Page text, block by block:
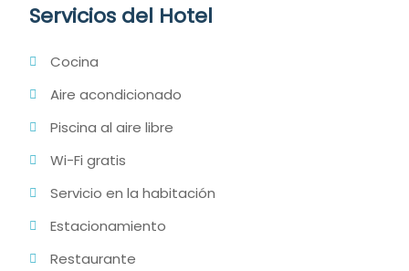
Servicios del Hotel
Cocina
Aire acondicionado
Piscina al aire libre
Wi-Fi gratis
Servicio en la habitación
Estacionamiento
Restaurante